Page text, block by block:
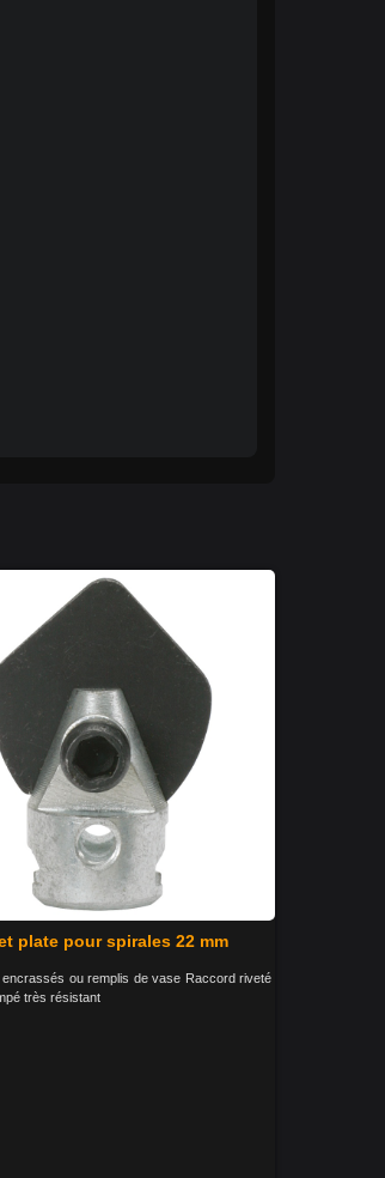
plate pour spirales 22 mm
encrassés ou remplis de vase Raccord riveté
très résistant